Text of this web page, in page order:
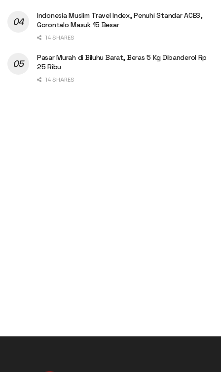
Indonesia Muslim Travel Index, Penuhi Standar ACES,
Gorontalo Masuk 15 Besar
14 SHARES
Pasar Murah di Biluhu Barat, Beras 5 Kg Dibanderol Rp
25 Ribu
14 SHARES